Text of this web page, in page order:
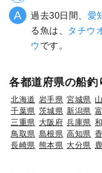
過去30日間、 愛
る魚は、
タチウ
ウ です。
各都道府県の船釣
北海道 岩手県 宮城県
千葉県 茨城県 新潟県
三重県 大阪府 兵庫県
鳥取県 島根県 高知県
長崎県 熊本県 大分県